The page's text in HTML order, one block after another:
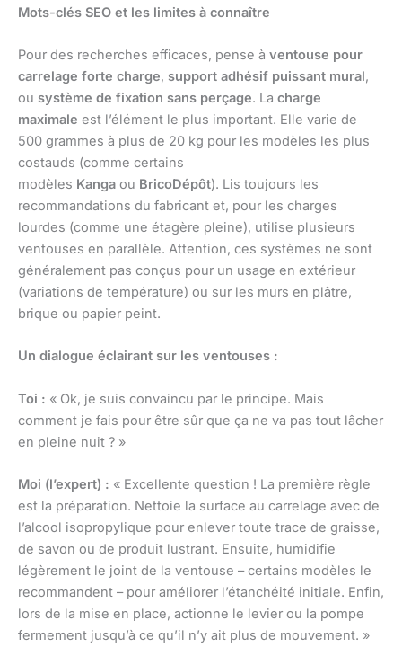
Mots-clés SEO et les limites à connaître
Pour des recherches efficaces, pense à ventouse pour
carrelage forte charge, support adhésif puissant mural,
ou système de fixation sans perçage. La charge
maximale est l’élément le plus important. Elle varie de
500 grammes à plus de 20 kg pour les modèles les plus
costauds (comme certains
modèles Kanga ou BricoDépôt). Lis toujours les
recommandations du fabricant et, pour les charges
lourdes (comme une étagère pleine), utilise plusieurs
ventouses en parallèle. Attention, ces systèmes ne sont
généralement pas conçus pour un usage en extérieur
(variations de température) ou sur les murs en plâtre,
brique ou papier peint.
Un dialogue éclairant sur les ventouses :
Toi : « Ok, je suis convaincu par le principe. Mais
comment je fais pour être sûr que ça ne va pas tout lâcher
en pleine nuit ? »
Moi (l’expert) : « Excellente question ! La première règle
est la préparation. Nettoie la surface au carrelage avec de
l’alcool isopropylique pour enlever toute trace de graisse,
de savon ou de produit lustrant. Ensuite, humidifie
légèrement le joint de la ventouse – certains modèles le
recommandent – pour améliorer l’étanchéité initiale. Enfin,
lors de la mise en place, actionne le levier ou la pompe
fermement jusqu’à ce qu’il n’y ait plus de mouvement. »